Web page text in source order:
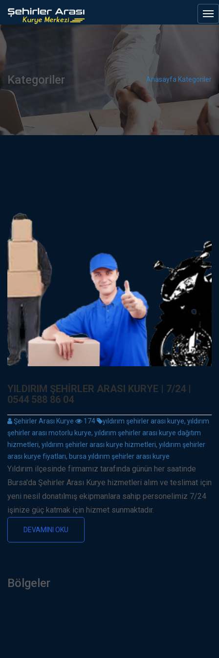
Kategoriler Anasayfa Kategoriler
YILDIRIM ŞEHIRLER ARASI KURYE | 7/24 |
0544 588 86 04
Şehirler Arası Kurye 174
yıldırım şehirler arası kurye, yıldırım
şehirler arası motorlu kurye, yıldırım şehirler arası kurye dağıtım
hizmetleri, yıldırım şehirler arası kurye hizmetleri, yıldırım şehirler
arası kurye fiyatları, bursa yıldırım şehirler arası kurye
Yıldırım ilçesinde firmamız tarafında günün her saatinde
Bursa'da Şehirler Arası Kurye hizmetleri alım ve teslimat için
yeni nesil donatılmış ekipmanlara sahip personelimiz 7/24
işinize güç katmak için hizmet sunmaktadır.
DEVAMINI OKU
Bölgeler